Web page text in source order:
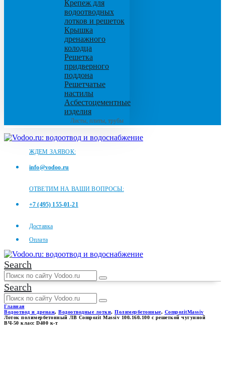
Крепеж для
водоотводных
лотков и решеток
Крышка
дренажного
колодца
Решетка
придверного
поддона
Решетчатые
настилы
Асбестоцементные
изделия
Листы, плиты, трубы
ЖДЕМ ЗАЯВОК:
info@vodoo.ru
ОТВЕТИМ НА ВАШИ ВОПРОСЫ:
+7 (495) 155-01-21
Доставка
Оплата
Search
Search
Главная
Водоотвод и дренаж, Водоотводные лотки, Полимербетонные, CompozitMassiv
Лоток полимербетонный ЛВ Compozit Massiv 100.160.100 с решеткой чугунной
ВЧ-50 класс D400 к-т